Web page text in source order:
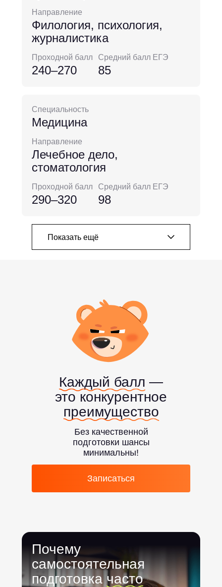
Направление
Филология, психология,
журналистика
Проходной балл Средний балл ЕГЭ
240–270 85
Специальность
Медицина
Направление
Лечебное дело,
стоматология
Проходной балл Средний балл ЕГЭ
290–320 98
Специальность
Юриспруденция
Проходной балл Средний балл ЕГЭ
280–320
Специальность
и управление
Направления
Экономика, управление,
маркетинг
Проходной балл Средний балл ЕГЭ
88
Показать ещё
Каждый балл —
это конкурентное
преимущество
Без качественной
подготовки шансы
минимальны!
Записаться
Почему
самостоятельная
подготовкачасто